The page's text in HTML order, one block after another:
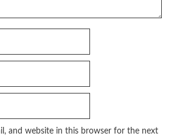
and website in this browser for the next